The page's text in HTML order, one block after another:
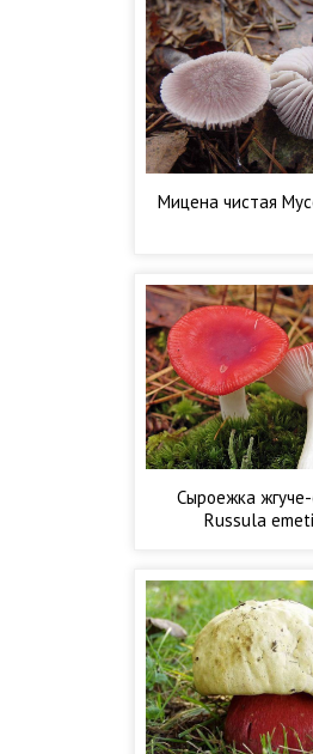
Мицена чистая
Сыроежка
Russula